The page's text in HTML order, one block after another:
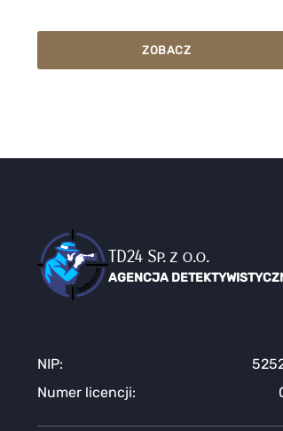
ZOBACZ
TD24 Sp. z o.o.
AGENCJA
NIP:
Numer licencji: